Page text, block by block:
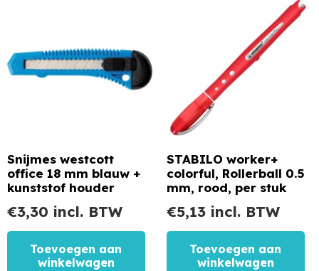
Snijmes westcott
office 18 mm blauw +
kunststof houder
€3,30 incl. BTW
Toevoegen aan
winkelwagen
STABILO worker+
colorful, Rollerball 0.5
mm, rood, per stuk
€5,13 incl. BTW
Toevoegen aan
winkelwagen